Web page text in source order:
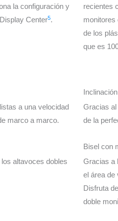
la configuración y
Center5.
recientes
monitores
de los
que es
a una velocidad
marco a marco.
Gracias al
de la
altavoces dobles
Bisel con
Gracias a
el área de
Disfruta
doble